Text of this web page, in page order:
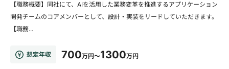
【職務概要】同社にて、AIを活用した業務変革を推進するアプリケーション
開発チームのコアメンバーとして、設計・実装をリードしていただきます。
【職務...
想定年収 700万円～1300万円